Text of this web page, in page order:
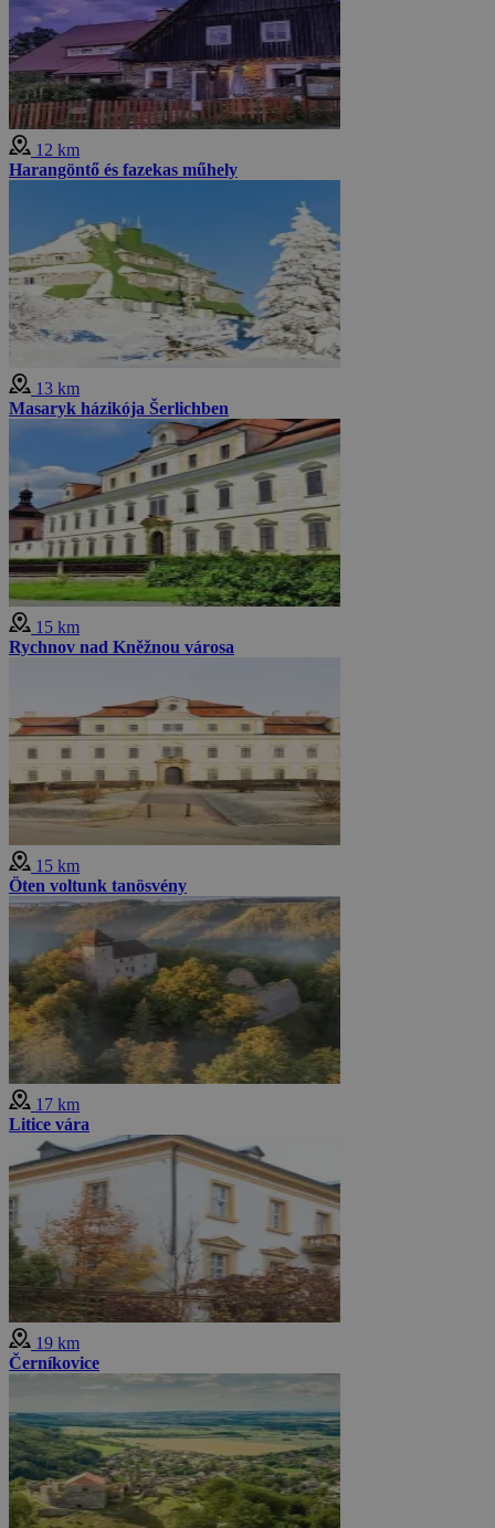
12 km
Harangöntő és fazekas műhely
13 km
Masaryk házikója Šerlichben
15 km
Rychnov nad Kněžnou városa
15 km
Öten voltunk tanösvény
17 km
Litice vára
19 km
Černíkovice